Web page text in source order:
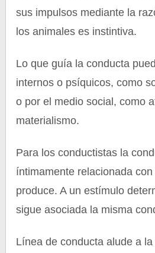
sus impulsos mediante la
los animales es instintiva.
Lo que guía la conducta
internos o psíquicos, como
o por el medio social, como
materialismo.
Para los conductistas la
íntimamente relacionada
produce. A un estímulo
sigue asociada la misma
Línea de conducta alude a